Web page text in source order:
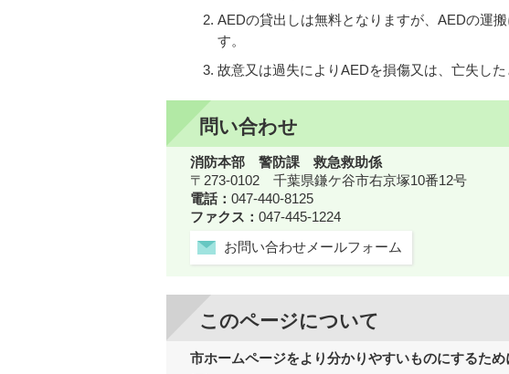
AEDの貸出しは無料となりますが、AEDの運
す。
故意又は過失によりAEDを損傷又は、亡失し
問い合わせ
消防本部 警防課 救急救助係
〒273-0102 千葉県鎌ケ谷市右京塚10番12号
電話： 047-440-8125
ファクス： 047-445-1224
お問い合わせメールフォーム
このページについて
市ホームページをより分かりやすいものにするた